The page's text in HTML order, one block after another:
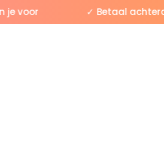
voor ✓ Betaal achteraf